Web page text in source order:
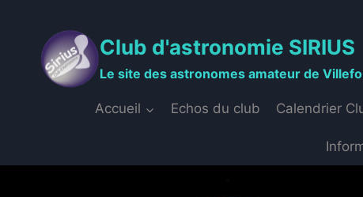
contenu
Club d'astronomie SIRIUS
Le site des astronomes amateur de
Accueil Echos du club Calendrier